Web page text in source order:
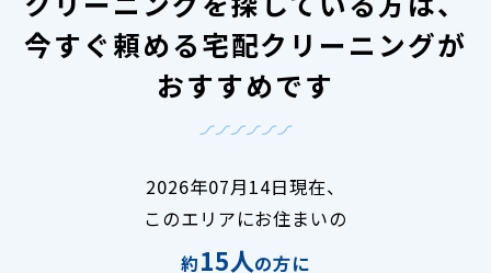
今すぐ頼める宅配クリーニングが
おすすめです
2026年07月14日現在、
このエリアにお住まいの
約15人の方に